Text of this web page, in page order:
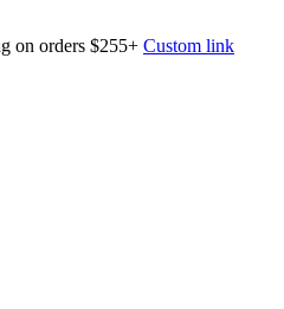
on orders $255+ Custom link